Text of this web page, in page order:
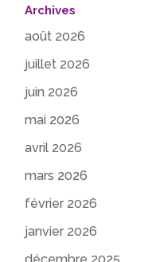
Archives
août 2026
juillet 2026
juin 2026
mai 2026
avril 2026
mars 2026
février 2026
janvier 2026